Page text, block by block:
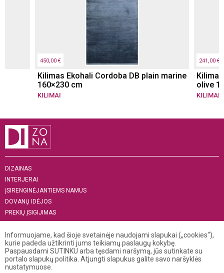
450,00 €
Kilimas Ekohali Cordoba DB plain marine
160×230 cm
KILIMAI
241,00 €
olive
KILIMAI
DIZAINAS
INTERJERAI
ĮSIRENGINĖJANTIEMS NAMUS
DOVANŲ IDĖJOS
PREKIŲ ĮSIGIJIMAS
APIE MUS
„MENAS INTERJERUI 2019“
+370 521 04 141
info@dizona.lt
Informuojame, kad šioje svetainėje naudojami slapukai („cookies“),
kurie padeda užtikrinti jums teikiamų paslaugų kokybę.
Paspausdami SUTINKU arba tęsdami naršymą, jūs sutinkate su
portalo slapukų politika. Atjungti slapukus galite savo naršyklės
nustatymuose.